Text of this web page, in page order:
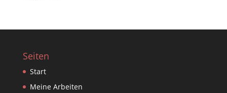
Seiten
Start
Meine Arbeiten